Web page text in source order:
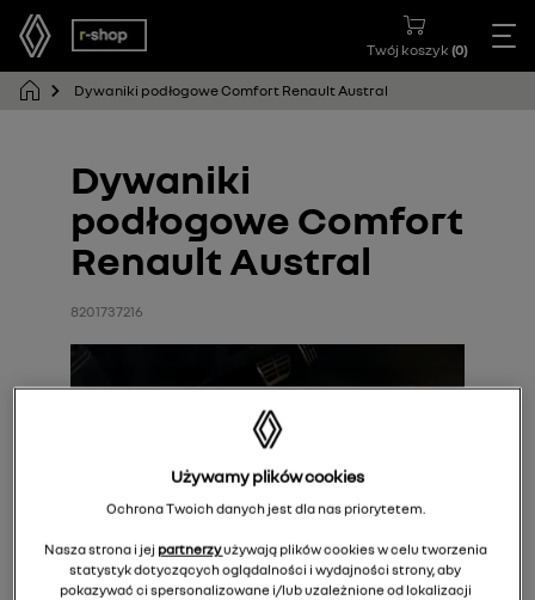
Twój koszyk (0)
Dywaniki podłogowe Comfort Renault Austral
Dywaniki
podłogowe Comfort
Renault Austral
8201737216
Używamy plików cookies
Ochrona Twoich danych jest dla nas priorytetem.
Nasza strona i jej partnerzyużywają plików cookies w celu tworzenia
statystyk dotyczących oglądalności i wydajności strony, aby
pokazywać ci spersonalizowane i/lub uzależnione od lokalizacji